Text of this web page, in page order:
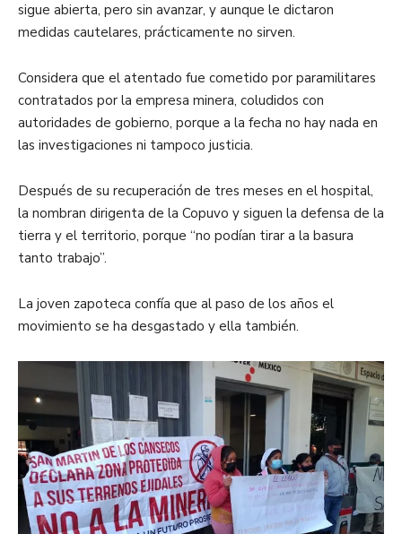
sigue abierta, pero sin avanzar, y aunque le dictaron
medidas cautelares, prácticamente no sirven.
Considera que el atentado fue cometido por paramilitares
contratados por la empresa minera, coludidos con
autoridades de gobierno, porque a la fecha no hay nada en
las investigaciones ni tampoco justicia.
Después de su recuperación de tres meses en el hospital,
la nombran dirigenta de la Copuvo y siguen la defensa de la
tierra y el territorio, porque “no podían tirar a la basura
tanto trabajo”.
La joven zapoteca confía que al paso de los años el
movimiento se ha desgastado y ella también.